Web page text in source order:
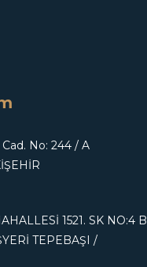
No: 244 / A
1521. SK NO:4 B
TEPEBAŞI /